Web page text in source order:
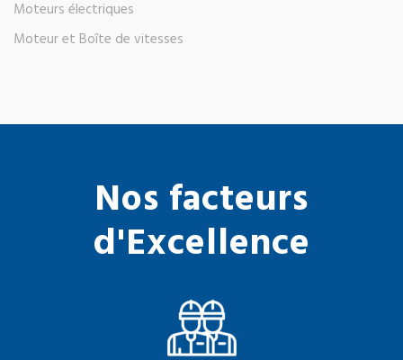
Moteurs électriques
Moteur et Boîte de vitesses
Nos facteurs
d'Excellence